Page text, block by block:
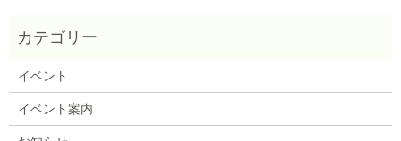
イベント
イベント案内